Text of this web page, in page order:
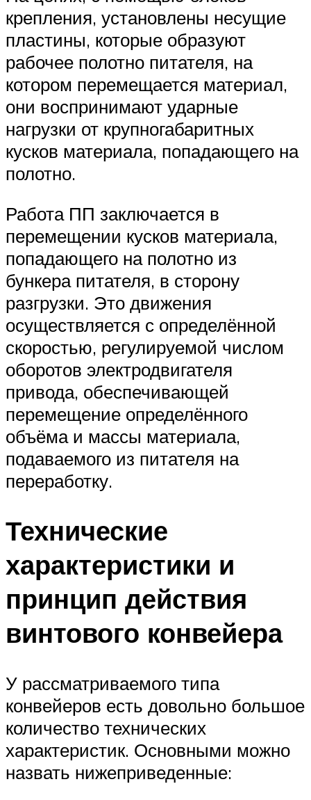
крепления, установлены несущие
пластины, которые образуют
рабочее полотно питателя, на
котором перемещается материал,
они воспринимают ударные
нагрузки от крупногабаритных
кусков материала, попадающего на
полотно.
Работа ПП заключается в
перемещении кусков материала,
попадающего на полотно из
бункера питателя, в сторону
разгрузки. Это движения
осуществляется с определённой
скоростью, регулируемой числом
оборотов электродвигателя
привода, обеспечивающей
перемещение определённого
объёма и массы материала,
подаваемого из питателя на
переработку.
Технические
характеристики и
принцип действия
винтового конвейера
У рассматриваемого типа
конвейеров есть довольно большое
количество технических
характеристик. Основными можно
назвать нижеприведенные: